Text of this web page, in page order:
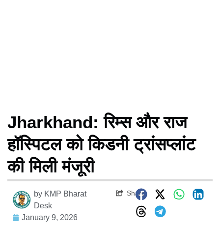
Jharkhand: रिम्स और राज
हॉस्पिटल को किडनी ट्रांसप्लांट
की मिली मंजूरी
by KMP Bharat
Desk
January 9, 2026
Share